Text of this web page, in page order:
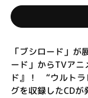
「ブシロード」が
ード」からTVア
ド』！ “ウルトラ
グを収録したCDが